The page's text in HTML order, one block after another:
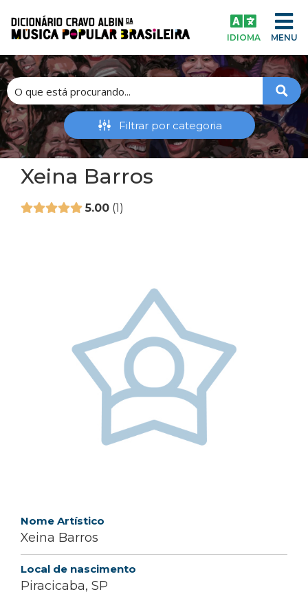
IDIOMA MENU
Xeina Barros
5.00 1
Nome Artístico
Xeina Barros
Local de nascimento
Piracicaba, SP